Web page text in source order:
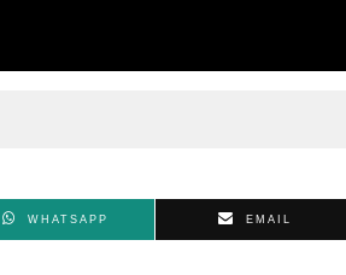
WHATSAPP EMAIL